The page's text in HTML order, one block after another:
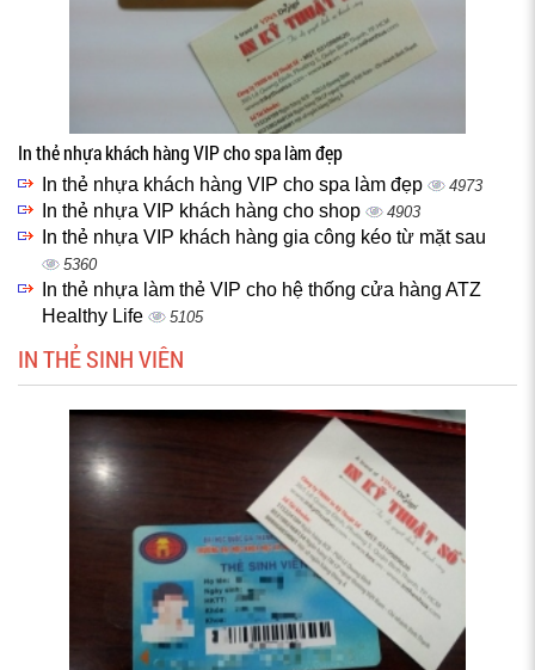
In thẻ nhựa khách hàng VIP cho spa làm đẹp
In thẻ nhựa khách hàng VIP cho spa làm đẹp 4973
In thẻ nhựa VIP khách hàng cho shop 4903
In thẻ nhựa VIP khách hàng gia công kéo từ mặt sau
5360
In thẻ nhựa làm thẻ VIP cho hệ thống cửa hàng ATZ
Healthy Life
5105
IN THẺ SINH VIÊN